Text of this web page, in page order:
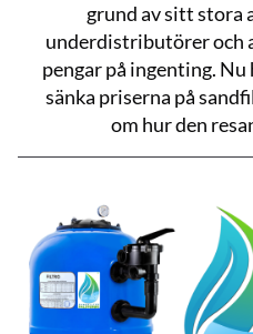
grund av sitt stora
underdistributörer och
pengar på ingenting.
sänka priserna på
om hur den